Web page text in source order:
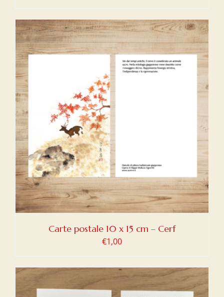
Carte postale 10 x 15 cm – Cerf
€1,00